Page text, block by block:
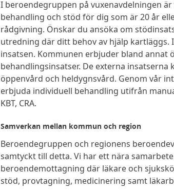
I beroendegruppen på vuxenavdelningen
behandling och stöd för dig som är 20 år
rådgivning. Önskar du ansöka om
utredning där ditt behov av hjälp kartläggs.
insatsen. Kommunen erbjuder bland annat
behandlingsinsatser. De externa insatserna
öppenvård och heldygnsvård. Genom vår
erbjuda individuell behandling utifrån
KBT, CRA.
Samverkan mellan kommun och region
Beroendegruppen och regionens
samtyckt till detta. Vi har ett nära
beroendemottagning där läkare och
stöd, provtagning, medicinering samt